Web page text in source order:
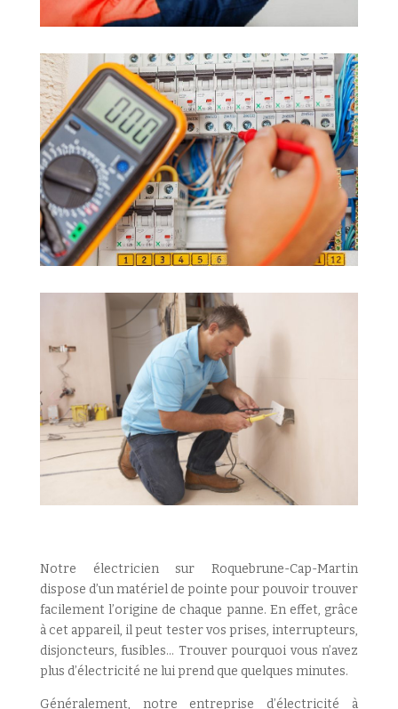
Notre électricien sur Roquebrune-Cap-Martin
dispose d’un matériel de pointe pour pouvoir trouver
facilement l’origine de chaque panne. En effet, grâce
à cet appareil, il peut tester vos prises, interrupteurs,
disjoncteurs, fusibles… Trouver pourquoi vous n’avez
plus d’électricité ne lui prend que quelques minutes.
Généralement, notre entreprise d’électricité à